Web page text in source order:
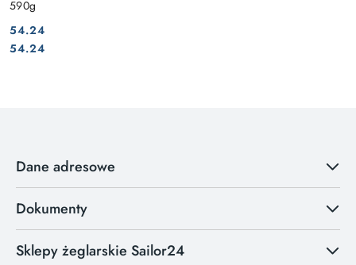
590g
Cena:
54.24
Cena:
54.24
Dane adresowe
Dokumenty
Sklepy żeglarskie Sailor24